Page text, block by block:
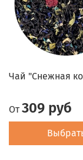
Чай "Снежная
От 309 руб